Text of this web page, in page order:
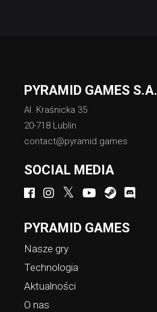
PYRAMID GAMES S.A.
Al. Kraśnicka 35
20-718 Lublin
contact@pyramid.games
SOCIAL MEDIA
PYRAMID GAMES
Nasze gry
Technologia
Aktualności
O nas